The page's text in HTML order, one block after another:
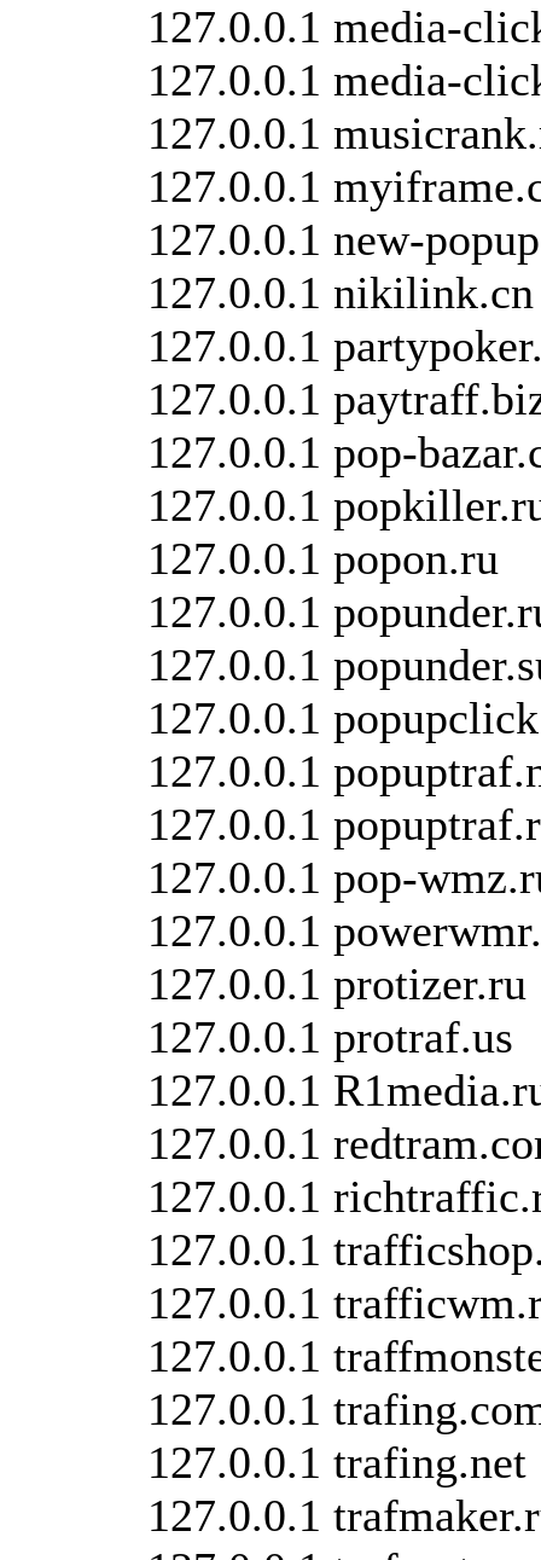
127.0.0.1 media-
127.0.0.1 media-
127.0.0.1
127.0.0.1
127.0.0.1 new-
127.0.0.1 nikilink.cn
127.0.0.1
127.0.0.1
127.0.0.1 pop-
127.0.0.1
127.0.0.1 popon.ru
127.0.0.1
127.0.0.1
127.0.0.1
127.0.0.1
127.0.0.1
127.0.0.1 pop-
127.0.0.1
127.0.0.1 protizer.ru
127.0.0.1 protraf.us
127.0.0.1
127.0.0.1
127.0.0.1
127.0.0.1
127.0.0.1
127.0.0.1
127.0.0.1
127.0.0.1 trafing.net
127.0.0.1